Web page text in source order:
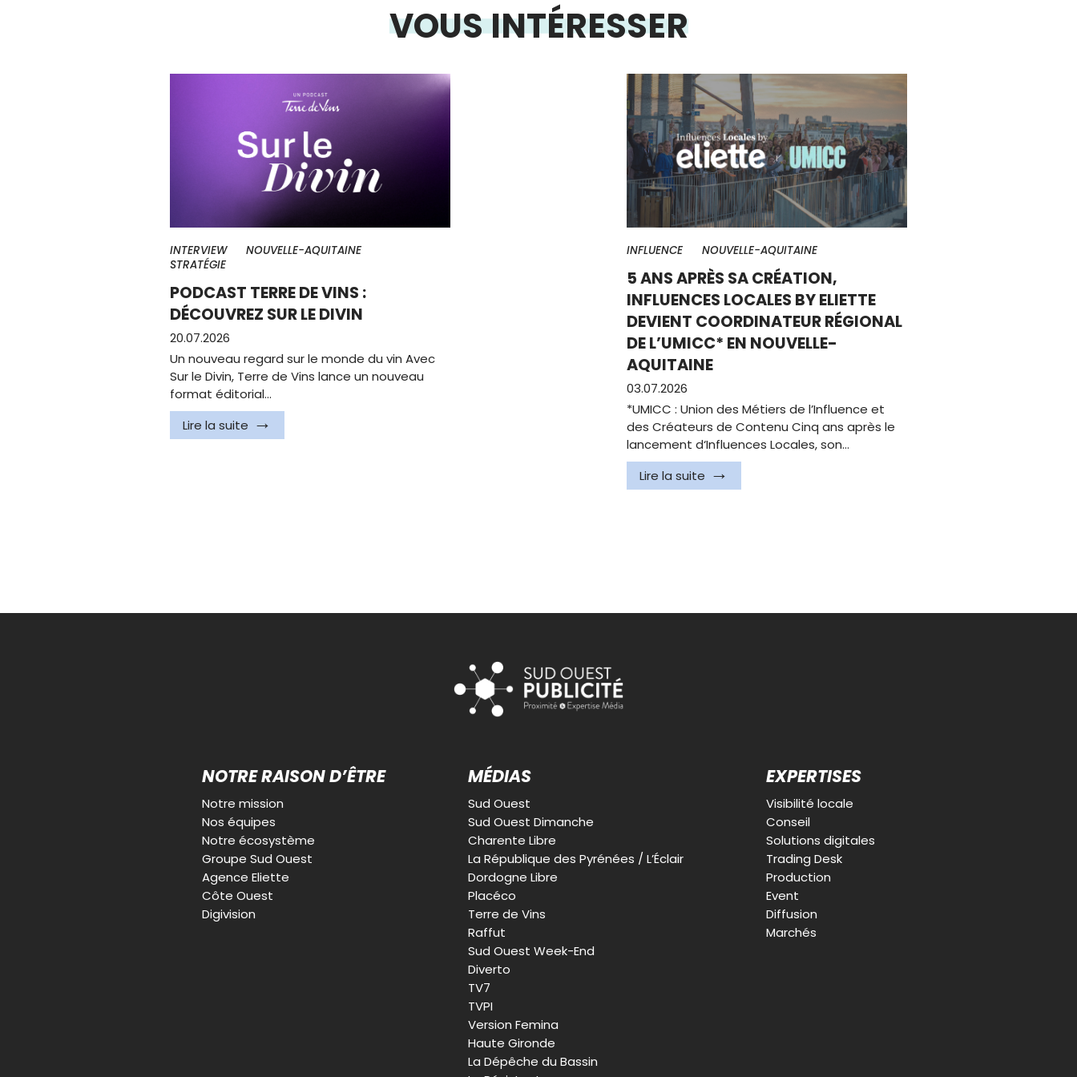
VOUS INTÉRESSER
INTERVIEW
NOUVELLE-AQUITAINE
STRATÉGIE
PODCAST TERRE DE VINS :
DÉCOUVREZ SUR LE DIVIN
20.07.2026
Un nouveau regard sur le monde du vin Avec
Sur le Divin, Terre de Vins lance un nouveau
format éditorial…
Lire la suite
INFLUENCE NOUVELLE-AQUITAINE
5 ANS APRÈS SA CRÉATION,
INFLUENCES LOCALES BY ELIETTE
DEVIENT COORDINATEUR RÉGIONAL
DE L’UMICC* EN NOUVELLE-
AQUITAINE
03.07.2026
*UMICC : Union des Métiers de l’Influence et
des Créateurs de Contenu Cinq ans après le
lancement d‘Influences Locales, son…
Lire la suite
NOTRE RAISON D’ÊTRE
Notre mission
Nos équipes
Notre écosystème
Groupe Sud Ouest
Agence Eliette
Côte Ouest
Digivision
MÉDIAS
Sud Ouest
Sud Ouest Dimanche
Charente Libre
La République des Pyrénées / L’Éclair
Dordogne Libre
Placéco
Terre de Vins
Raffut
Sud Ouest Week-End
Diverto
TV7
TVPI
Version Femina
Haute Gironde
La Dépêche du Bassin
EXPERTISES
Visibilité locale
Conseil
Solutions digitales
Trading Desk
Production
Event
Diffusion
Marchés